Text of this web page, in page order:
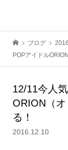
ブログ
POPアイドル
12/11今人
ORION（
る！
2016.12.10